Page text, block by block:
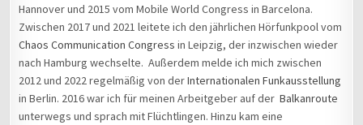
Hannover und 2015 vom Mobile World Congress in Barcelona.
Zwischen 2017 und 2021 leitete ich den jährlichen Hörfunkpool vom
Chaos Communication Congress in Leipzig, der inzwischen wieder
nach Hamburg wechselte. Außerdem melde ich mich zwischen
2012 und 2022 regelmäßig von derInternationalen Funkausstellung
in Berlin. 2016 war ich für meinen Arbeitgeber auf derBalkanroute
unterwegs und sprach mit Flüchtlingen. Hinzu kam eine